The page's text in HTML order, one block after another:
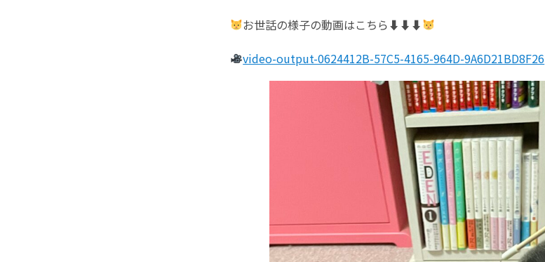
お世話の様子の動画はこちら⬇︎⬇︎⬇︎
video-output-0624412B-57C5-4165-964D-9A6D21BD8F26